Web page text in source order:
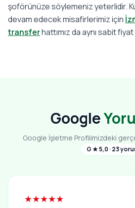
şoförünüze söylemeniz yeterlidir.
devam edecek misafirlerimiz için
transferhattımız da aynı sabit
Google
Google İşletme Profilimizdeki
G ★ 5,0 · 23
★★★★★